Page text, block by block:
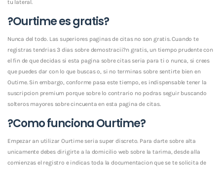
tu lateral.
?Ourtime es gratis?
Nunca del todo. Las superiores paginas de citas no son gratis. Cuando te
registras tendri­as 3 dias sobre demostracii?n gratis, un tiempo prudente con
el fin de que decidas si esta pagina sobre citas seri­a para ti o nunca, si crees
que puedes dar con lo que buscas o, si no terminas sobre sentirte bien en
Outime. Sin embargo, conforme pasa este tiempo, es indispensable tener la
suscripcion premium porque sobre lo contrario no podras seguir buscando
solteros mayores sobre cincuenta en esta pagina de citas.
?Como funciona Ourtime?
Empezar an utilizar Ourtime seri­a super discreto. Para darte sobre alta
unicamente debes dirigirte a la domicilio web sobre la tarima, desde alla
comienzas el registro e indicas toda la documentacion que se te solicita de